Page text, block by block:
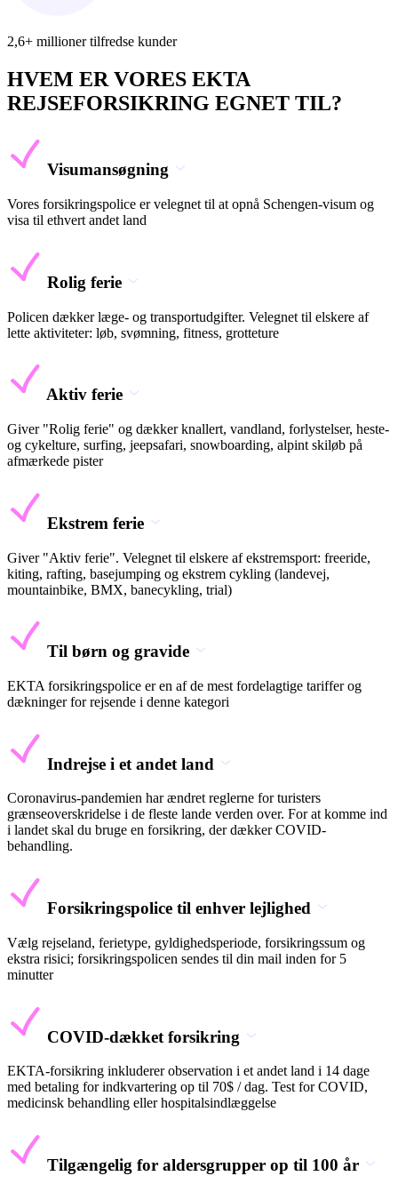
2,6+ millioner tilfredse kunder
HVEM ER VORES EKTA
REJSEFORSIKRING EGNET TIL?
Visumansøgning
Vores forsikringspolice er velegnet til at opnå Schengen-visum og
visa til ethvert andet land
Rolig ferie
Policen dækker læge- og transportudgifter. Velegnet til elskere af
lette aktiviteter: løb, svømning, fitness, grotteture
Aktiv ferie
Giver "Rolig ferie" og dækker knallert, vandland, forlystelser, heste-
og cykelture, surfing, jeepsafari, snowboarding, alpint skiløb på
afmærkede pister
Ekstrem ferie
Giver "Aktiv ferie". Velegnet til elskere af ekstremsport: freeride,
kiting, rafting, basejumping og ekstrem cykling (landevej,
mountainbike, BMX, banecykling, trial)
Til børn og gravide
EKTA forsikringspolice er en af de mest fordelagtige tariffer og
dækninger for rejsende i denne kategori
Indrejse i et andet land
Coronavirus-pandemien har ændret reglerne for turisters
grænseoverskridelse i de fleste lande verden over. For at komme ind
i landet skal du bruge en forsikring, der dækker COVID-
behandling.
Forsikringspolice til enhver lejlighed
Vælg rejseland, ferietype, gyldighedsperiode, forsikringssum og
ekstra risici; forsikringspolicen sendes til din mail inden for 5
minutter
COVID-dækket forsikring
EKTA-forsikring inkluderer observation i et andet land i 14 dage
med betaling for indkvartering op til 70$ / dag. Test for COVID,
medicinsk behandling eller hospitalsindlæggelse
Tilgængelig for aldersgrupper op til 100 år